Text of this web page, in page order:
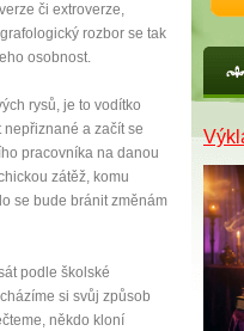
či extroverze,
rozbor se tak
osobnost.
rysů, je to vodítko
a začít se
pracovníka na danou
zátěž, komu
se bude bránit změnám
podle školské
si svůj způsob
někdo kloní